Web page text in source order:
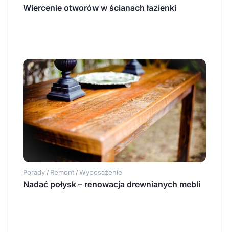
Wiercenie otworów w ścianach łazienki
Porady / Remont / Wyposażenie
Nadać połysk – renowacja drewnianych mebli